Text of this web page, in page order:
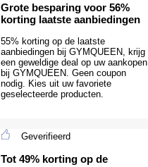
Grote besparing voor 56%
korting laatste aanbiedingen
55% korting op de laatste
aanbiedingen bij GYMQUEEN, krijg
een geweldige deal op uw aankopen
bij GYMQUEEN. Geen coupon
nodig. Kies uit uw favoriete
geselecteerde producten.
Geverifieerd
Tot 49% korting op de